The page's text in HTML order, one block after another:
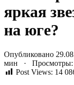
яркая
на юге?
Опубликовано
мин · Просмотры:
Post Views: 14